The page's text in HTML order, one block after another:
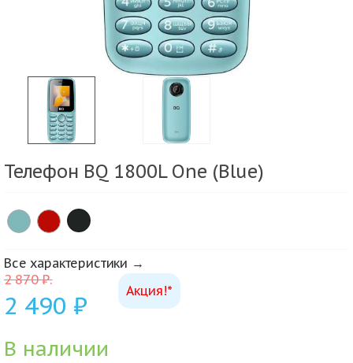
Телефон BQ 1800L One (Blue)
×
Все характеристики →
Акция!*
2 870₽.
2 490 ₽
В наличии